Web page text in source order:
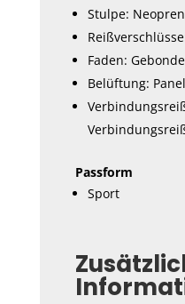
Stulpe: Neopren
Faden:
Belüftung:
Passform
Sport